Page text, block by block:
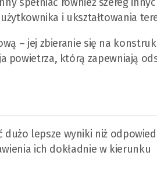
i ukształtowania
– jej zbieranie się na
powietrza, którą zapewniają
dużo lepsze wyniki niż
ich dokładnie w kierunku